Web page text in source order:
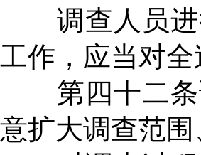
调查人员进
工作，应当对
第四十二条
意扩大调查范